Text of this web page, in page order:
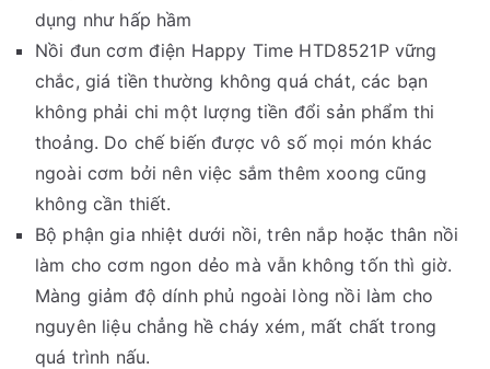
dụng như hấp hầm
Nồi đun cơm điện Happy Time HTD8521P vững
chắc, giá tiền thường không quá chát, các bạn
không phải chi một lượng tiền đổi sản phẩm thi
thoảng. Do chế biến được vô số mọi món khác
ngoài cơm bởi nên việc sắm thêm xoong cũng
không cần thiết.
Bộ phận gia nhiệt dưới nồi, trên nắp hoặc thân nồi
làm cho cơm ngon dẻo mà vẫn không tốn thì giờ.
Màng giảm độ dính phủ ngoài lòng nồi làm cho
nguyên liệu chẳng hề cháy xém, mất chất trong
quá trình nấu.